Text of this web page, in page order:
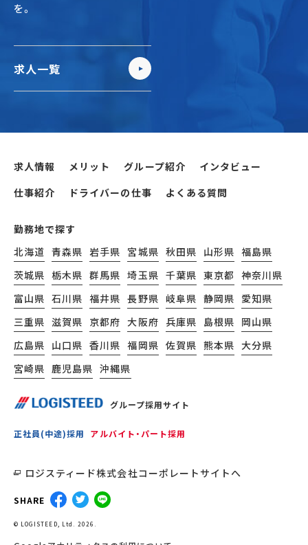
を。
求人一覧
グループ採用サイト
正社員(中途)採用 アルバイト・パート採用
ロジスティード株式会社コーポレートサイトへ
SHARE
© LOGISTEED, Ltd. 2026.
求人情報 メリット グループ紹介
インタビュー
仕事紹介
ドライバーの仕事 よくある質問
勤務地で探す
北海道 青森県 岩手県 宮城県 秋田県 山形県 福島県
茨城県 栃木県 群馬県 埼玉県 千葉県 東京都 神奈川県
富山県 石川県 福井県 長野県 岐阜県 静岡県 愛知県
三重県 滋賀県 京都府 大阪府 兵庫県 島根県 岡山県
広島県 山口県 香川県 福岡県 佐賀県 熊本県 大分県
宮崎県 鹿児島県 沖縄県